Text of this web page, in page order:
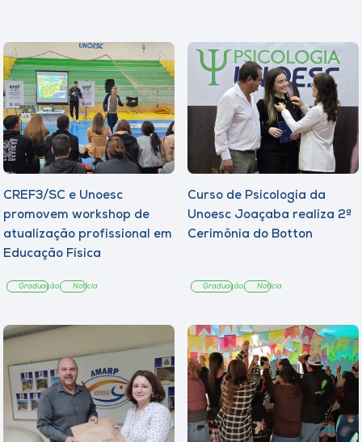
CREF3/SC e Unoesc
promovem workshop de
atualização profissional em
Educação Física
Graduação Notícia
Curso de Psicologia da
Unoesc Joaçaba realiza 2ª
Cerimônia do Botton
Graduação Notícia